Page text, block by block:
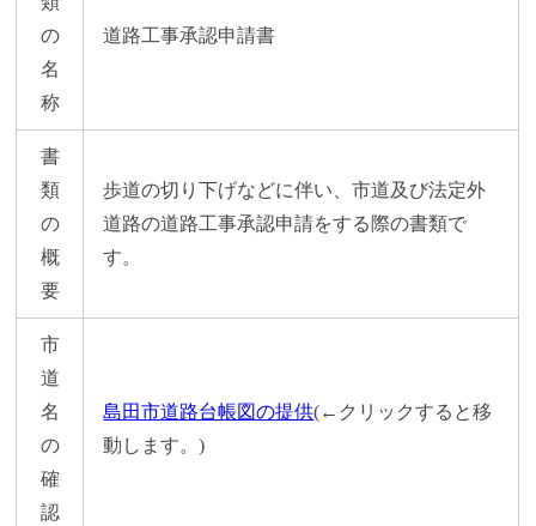
の
名
称
道路工事承認申請書
書
類
の
概
要
歩道の切り下げなどに伴い、市道及び法定外
道路の道路工事承認申請をする際の書類で
す。
市
道
名
の
確
認
島田市道路台帳図の提供(←クリックすると移
動します。)